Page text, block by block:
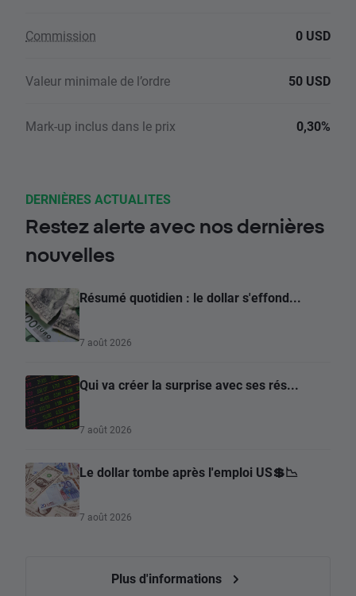
Commission 0 USD
Valeur minimale de l’ordre 50 USD
Mark-up inclus dans le prix 0,30%
DERNIÈRES ACTUALITES
Restez alerte avec nos dernières
nouvelles
Résumé quotidien : le dollar s'effond...
7 août 2026
Qui va créer la surprise avec ses rés...
7 août 2026
Le dollar tombe après l'emploi US💲📉
7 août 2026
Plus d'informations